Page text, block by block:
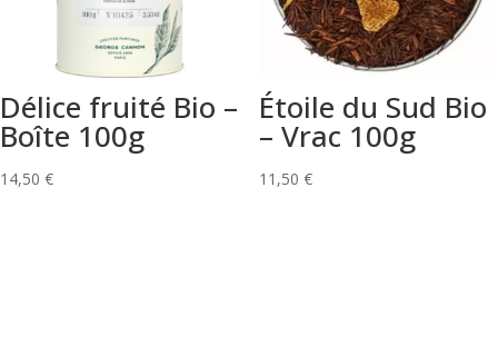
Délice fruité Bio –
Boîte 100g
14,50 €
Étoile du Sud Bio
– Vrac 100g
11,50 €